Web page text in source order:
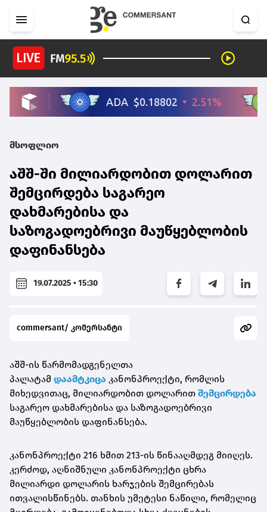
მსოფლიო
აშშ-ში მილიარდობით დოლარით
შემცირდება საგარეო
დახმარებისა და
საზოგადოებრივი მაუწყებლობის
დაფინანსება
19.07.2025 • 15:30
commersant/ კომერსანტი
აშშ-ის წარმომადგენელთა
პალატამ დაამტკიცა კანონპროექტი, რომლის
მიხედვითაც, მილიარდობით დოლარით შემცირდება
საგარეო დახმარებისა და საზოგადოებრივი
მაუწყებლობის დაფინანსება.
კანონპროექტი 216 ხმით 213-ის წინააღმდეგ მიიღეს.
კერძოდ, აღნიშნული კანონპროექტი ცხრა
მილიარდი დოლარის ხარჯების შემცირებას
ითვალისწინებს. თანხის უმეტესი ნაწილი, რომელიც